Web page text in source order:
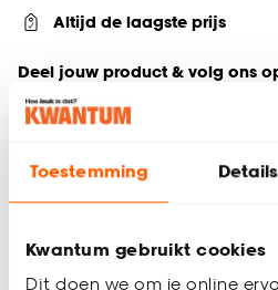
Toestemming Details
Kwantum gebruikt cookies
Dit doen we om je online
Altijd de laagste prijs
Deel jouw product & volg ons
100% polyester